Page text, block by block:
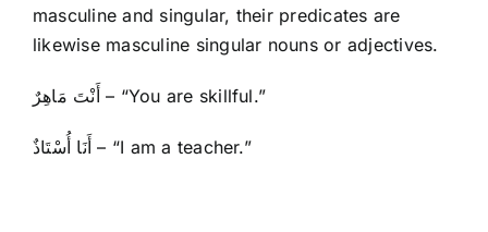
masculine and singular, their predicates are
likewise masculine singular nouns or adjectives.
أَنْتَ مَاهِرٌ – “You are skillful.”
أَنَا أُسْتَاذٌ – “I am a teacher.”